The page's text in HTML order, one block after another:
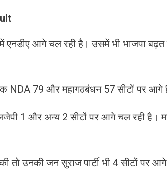
एनडीए आगे चल रही है। उसमें भी भाजपा बढ़त
NDA 79 और महागठबंधन 57 सीटों पर आगे
1 और अन्य 2 सीटों पर आगे चल रही है।
तो उनकी जन सुराज पार्टी भी 4 सीटों पर